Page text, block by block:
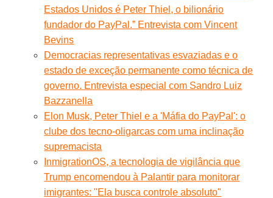
Estados Unidos é Peter Thiel, o bilionário
fundador do PayPal.” Entrevista com Vincent
Bevins
Democracias representativas esvaziadas e o
estado de exceção permanente como técnica de
governo. Entrevista especial com Sandro Luiz
Bazzanella
Elon Musk, Peter Thiel e a 'Máfia do PayPal': o
clube dos tecno-oligarcas com uma inclinação
supremacista
InmigrationOS, a tecnologia de vigilância que
Trump encomendou à Palantir para monitorar
imigrantes: "Ela busca controle absoluto"